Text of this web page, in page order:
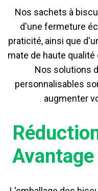
Nos sachets à
d'une fermeture
praticité, ainsi que
mate de haute
Nos solutions
personnalisables
augmenter